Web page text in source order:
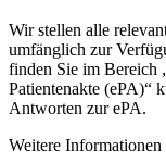
Wir stellen alle
umfänglich zur
finden Sie im Bereich
Patientenakte (ePA)“
Antworten zur ePA.
Weitere Informationen